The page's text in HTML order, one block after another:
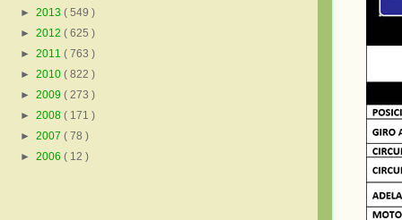
► 2013 ( 549 )
► 2012 ( 625 )
► 2011 ( 763 )
► 2010 ( 822 )
► 2009 ( 273 )
► 2008 ( 171 )
► 2007 ( 78 )
► 2006 ( 12 )